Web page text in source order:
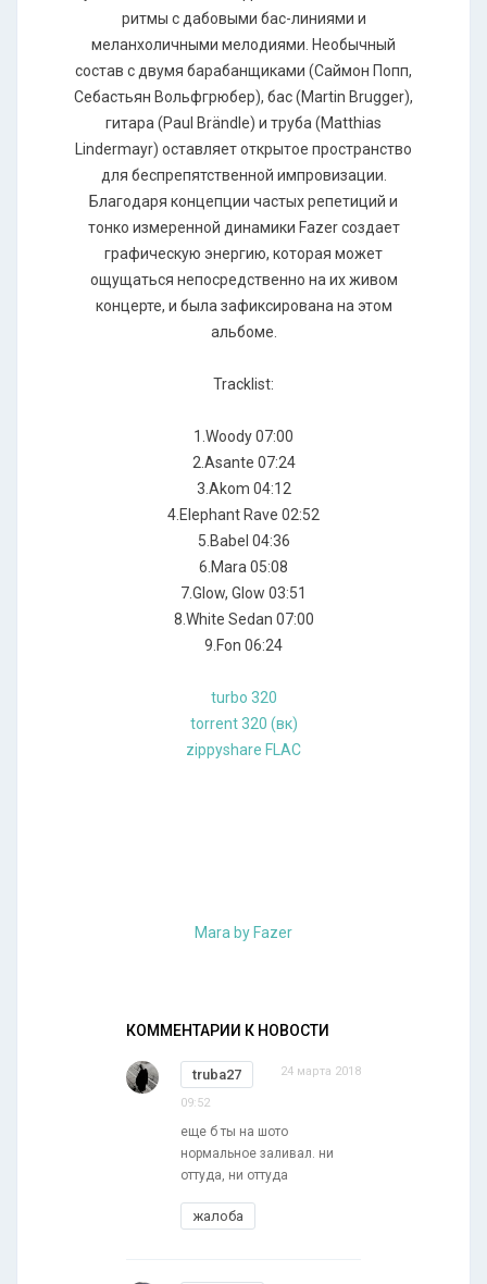
ритмы с дабовыми бас-линиями и
меланхоличными мелодиями. Необычный
состав с двумя барабанщиками (Саймон Попп,
Себастьян Вольфгрюбер), бас (Martin Brugger),
гитара (Paul Brändle) и труба (Matthias
Lindermayr) оставляет открытое пространство
для беспрепятственной импровизации.
Благодаря концепции частых репетиций и
тонко измеренной динамики Fazer создает
графическую энергию, которая может
ощущаться непосредственно на их живом
концерте, и была зафиксирована на этом
альбоме.
Tracklist:
1.Woody 07:00
2.Asante 07:24
3.Akom 04:12
4.Elephant Rave 02:52
5.Babel 04:36
6.Mara 05:08
7.Glow, Glow 03:51
8.White Sedan 07:00
9.Fon 06:24
turbo 320
torrent 320 (вк)
zippyshare FLAC
Mara by Fazer
КОММЕНТАРИИ К НОВОСТИ
truba27 24 марта 2018
09:52
еще б ты на шото
нормальное заливал. ни
оттуда, ни оттуда
жалоба